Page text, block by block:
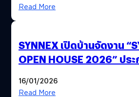
Read More
SYNNEX เปิดบ้านจัดงาน
OPEN HOUSE 2026” ปร
ได้ 53,000 ล้านบาท
16/01/2026
Read More